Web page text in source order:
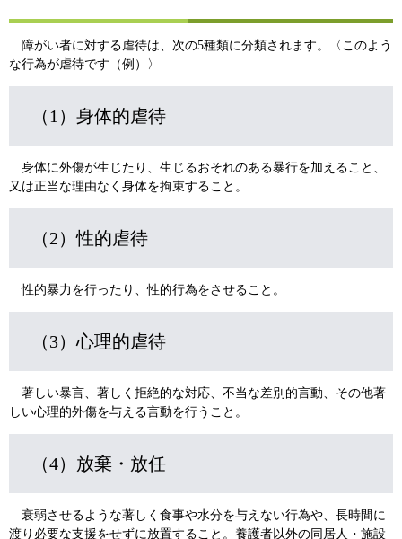
障がい者に対する虐待は、次の5種類に分類されます。〈このよう
な行為が虐待です（例）〉
（1）身体的虐待
身体に外傷が生じたり、生じるおそれのある暴行を加えること、
又は正当な理由なく身体を拘束すること。
（2）性的虐待
性的暴力を行ったり、性的行為をさせること。
（3）心理的虐待
著しい暴言、著しく拒絶的な対応、不当な差別的言動、その他著
しい心理的外傷を与える言動を行うこと。
（4）放棄・放任
衰弱させるような著しく食事や水分を与えない行為や、長時間に
渡り必要な支援をせずに放置すること。養護者以外の同居人・施設